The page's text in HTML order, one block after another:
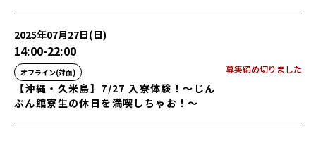
2025年07月27日(日)
14:00-22:00
オフライン(対面)
【沖縄・久米島】7/27 入寮体験！〜じん
ぶん館寮生の休日を満喫しちゃお！〜
募集締め切りました